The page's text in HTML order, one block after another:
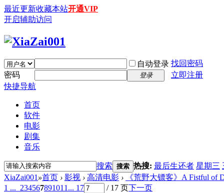
最近更新收藏本站开通VIP
开启辅助访问
自动登录 找回密码
密码
登录
立即注册
快捷导航
首页
软件
电影
剧集
音乐
搜索 搜索 热搜: 最后生还者 星期三
XiaZai001 »首页 › 影视 › 高清电影 ›
《荒野大镖客》A Fistful of
1 ... 234567891011 ... 17 / 17 页下一页